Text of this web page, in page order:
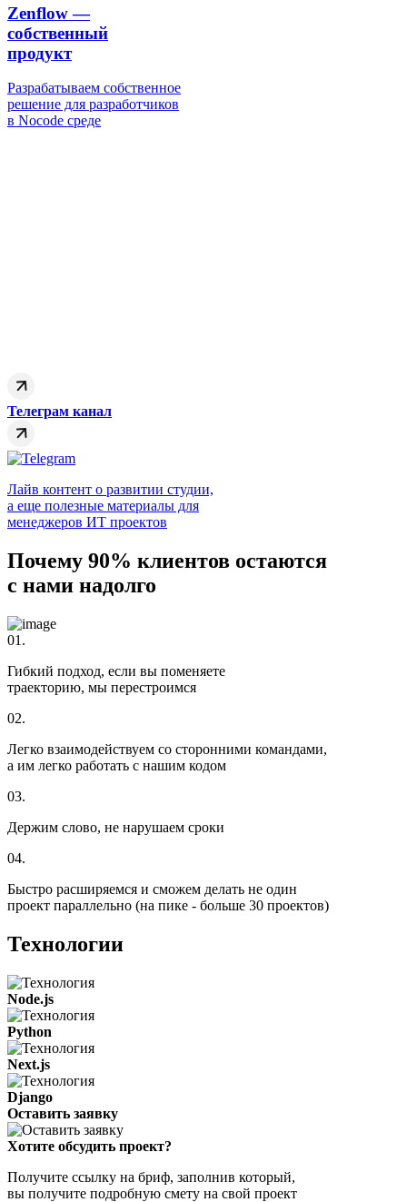
Zenflow —
собственный
продукт
Разрабатываем собственное
решение для разработчиков
в Nocode среде
Телеграм канал
Лайв контент о развитии студии,
а еще полезные материалы для
менеджеров ИТ проектов
Почему 90% клиентов остаются
с нами надолго
01.
Гибкий подход, если вы поменяете
траекторию, мы перестроимся
02.
Легко взаимодействуем со сторонними командами,
а им легко работать с нашим кодом
03.
Держим слово, не нарушаем сроки
04.
Быстро расширяемся и сможем делать не один
проект параллельно (на пике - больше 30 проектов)
Технологии
Node.js
Python
Next.js
Django
Оставить заявку
Хотите обсудить проект?
Получите ссылку на бриф, заполнив который,
вы получите подробную смету на свой проект